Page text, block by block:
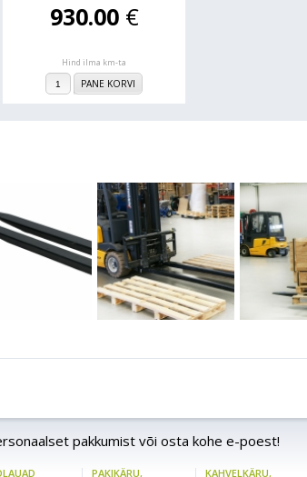
930.00 €
Hind ilma km-ta
PANE KORVI
pakkumist või osta kohe e-poest!
PAKIKÄRU,
KAHVELKÄRU,